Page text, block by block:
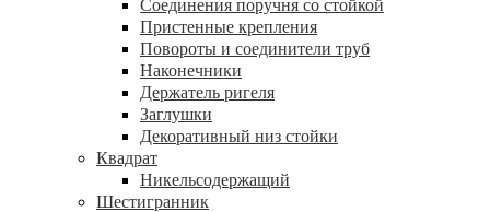
Соединения поручня со стойкой
Пристенные крепления
Повороты и соединители труб
Наконечники
Держатель ригеля
Заглушки
Декоративный низ стойки
Квадрат
Никельсодержащий
Шестигранник